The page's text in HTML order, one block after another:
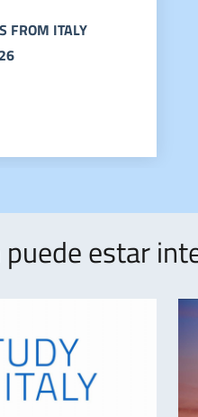
FROM ITALY
ITALY NUMERO DI
estar